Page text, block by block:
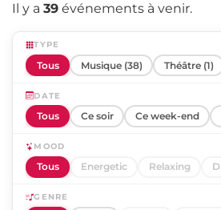
Il y a 39 événements à venir.
TYPE
Tous Musique (38) Théâtre (1)
DATE
Tous Ce soir Ce week-end
MOOD
Tous Energetic Relaxing
GENRE